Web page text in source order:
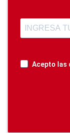
Acepto las